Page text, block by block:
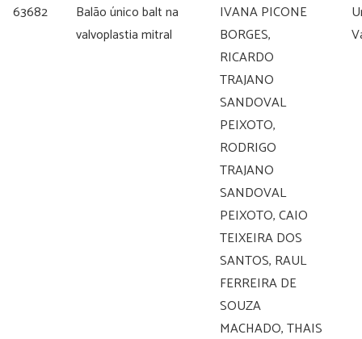
63682
Balão único balt na
valvoplastia mitral
IVANA PICONE
BORGES,
RICARDO
TRAJANO
SANDOVAL
PEIXOTO,
RODRIGO
TRAJANO
SANDOVAL
PEIXOTO, CAIO
TEIXEIRA DOS
SANTOS, RAUL
FERREIRA DE
SOUZA
MACHADO, THAIS